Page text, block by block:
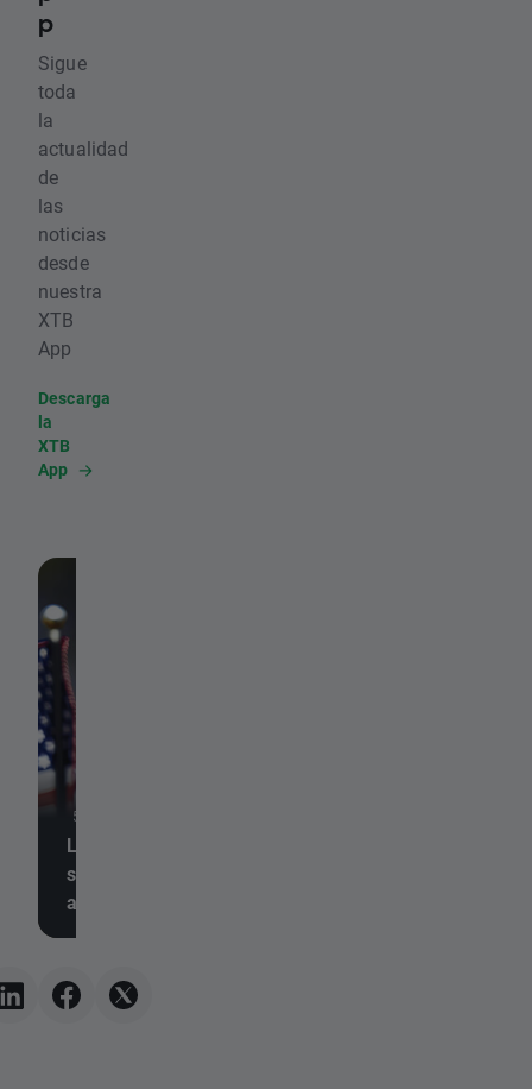
p
Sigue
toda
la
actualidad
de
las
noticias
desde
nuestra
XTB
App
Descarga
la
XTB
App
5 de agosto de 2026, 17:58
Los servicios de EE. UU.
se mantienen sólidos y
aumentan las presiones